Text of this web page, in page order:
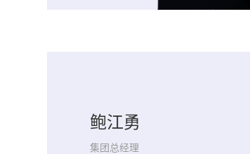
鲍江勇
集团总经理